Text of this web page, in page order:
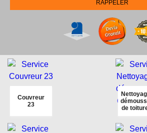
Couvreur
23
de